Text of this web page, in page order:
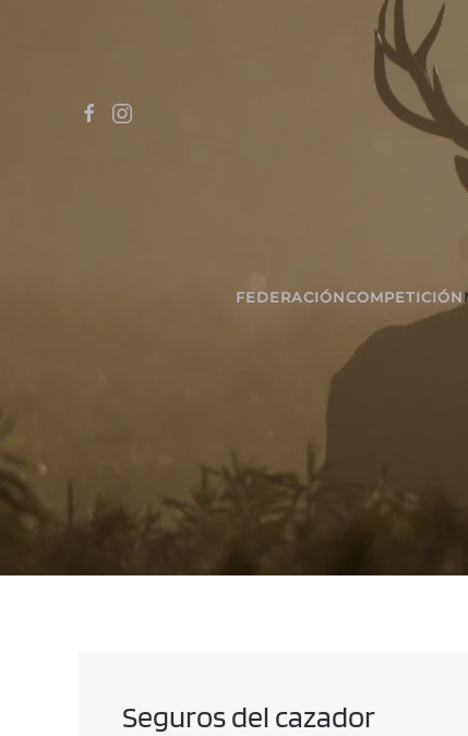
FEDERACIÓNCOMPETICIÓN
Seguros del cazador